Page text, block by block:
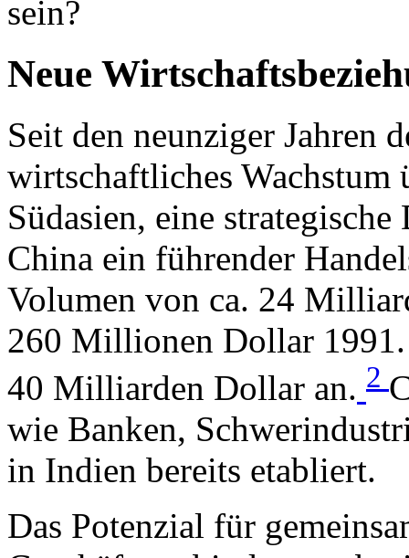
sein?
Neue
Seit den neunziger Jahren
wirtschaftliches Wachstum
Südasien, eine
China ein führender
Volumen von ca. 24
260 Millionen Dollar 1991.
40 Milliarden Dollar an. 2
wie Banken,
in Indien bereits etabliert.
Das Potenzial für